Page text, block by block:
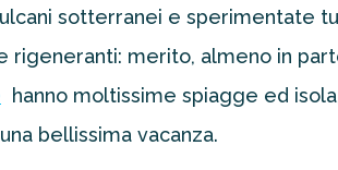
sotterranei e sperimentate
rigeneranti: merito, almeno in
hanno moltissime spiagge ed
bellissima vacanza.